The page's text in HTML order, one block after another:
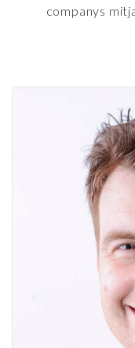
companys